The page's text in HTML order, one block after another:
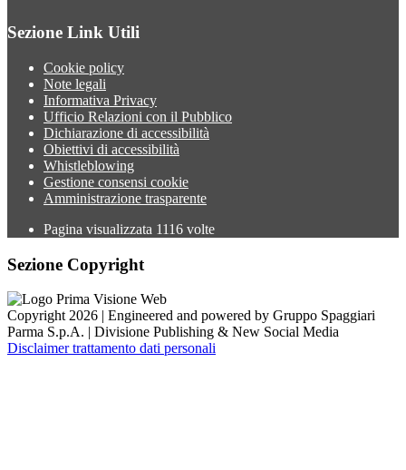
Sezione Link Utili
Cookie policy
Note legali
Informativa Privacy
Ufficio Relazioni con il Pubblico
Dichiarazione di accessibilità
Obiettivi di accessibilità
Whistleblowing
Gestione consensi cookie
Amministrazione trasparente
Pagina visualizzata 1116 volte
Sezione Copyright
Copyright 2026 | Engineered and powered by Gruppo Spaggiari
Parma S.p.A. | Divisione Publishing & New Social Media
Disclaimer trattamento dati personali